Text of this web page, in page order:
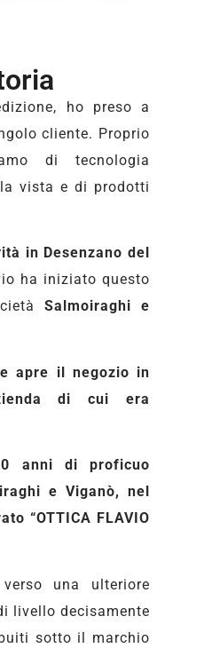
ho preso a
cliente. Proprio
di tecnologia
vista e di prodotti
in Desenzano del
ha iniziato questo
Salmoiraghi e
apre il negozio in
di cui era
anni di proficuo
e Viganò, nel
“OTTICA FLAVIO
una ulteriore
livello decisamente
sotto il marchio